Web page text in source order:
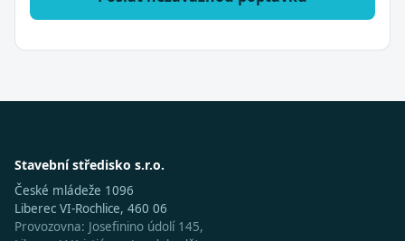
Stavební středisko s.r.o.
České mládeže 1096
Liberec VI-Rochlice, 460 06
Provozovna: Josefinino údolí 145,